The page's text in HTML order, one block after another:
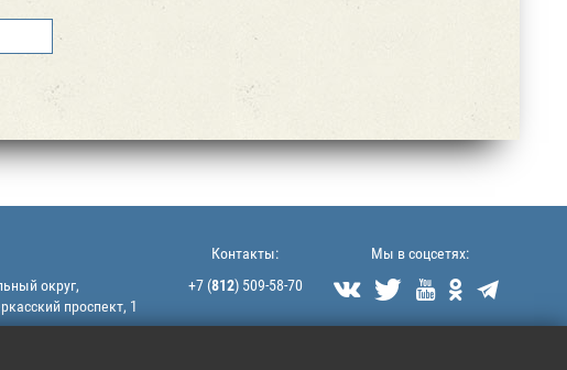
округ,
проспект, 1
Контакты:
+7 (812) 509-58-70
littek@yandex.ru
Мы в соцсетях:
    